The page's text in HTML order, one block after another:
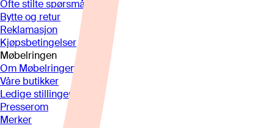
Ofte stilte spørsmål
Bytte og retur
Reklamasjon
Kjøpsbetingelser
Møbelringen
Om Møbelringen
Våre butikker
Ledige stillinger
Presserom
Merker